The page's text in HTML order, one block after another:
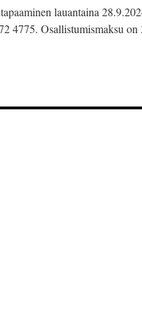
lauantaina
4775. Osallistumismaksu